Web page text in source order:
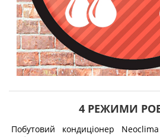
4 РЕЖИМИ
Побутовий кондиціонер